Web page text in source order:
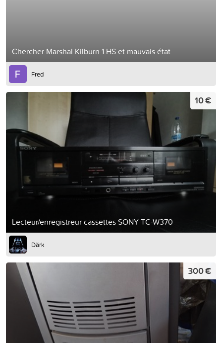
Chercher Marshal Kilburn 1 HS et mauvais état
Fred
Lecteur/enregistreur cassettes SONY TC-W370
10 €
Därk
300 €